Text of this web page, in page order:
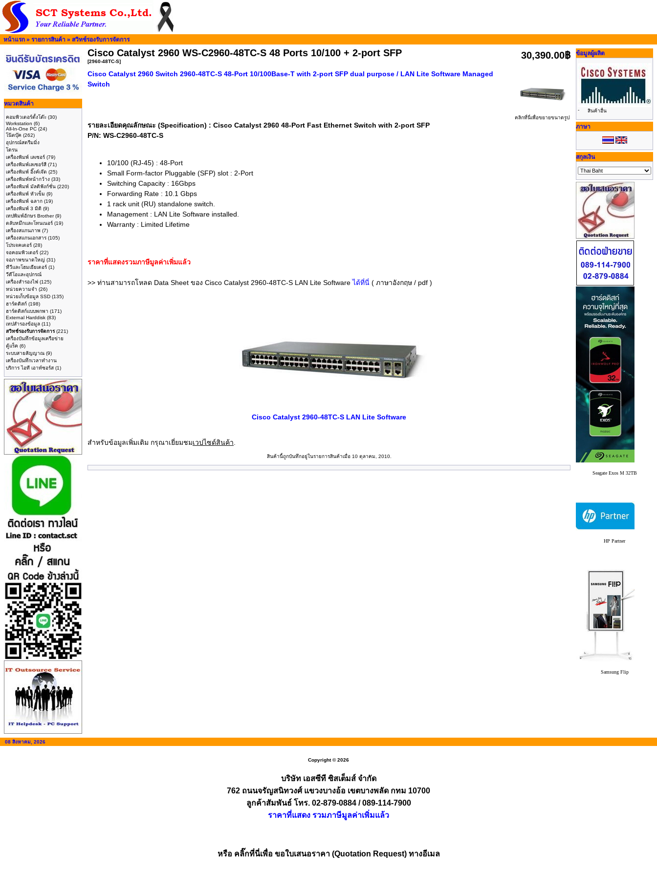
หน้าแรก » รายการสินค้า » สวิทช์รองรับการจัดการ
หมวดสินค้า
คอมพิวเตอร์ตั้งโต๊ะ (30)
Workstation (6)
All-In-One PC (24)
โน๊ตบุ๊ค (262)
อุปกรณ์สตรีมมิ่ง
โดรน
เครื่องพิมพ์ เลเซอร์ (79)
เครื่องพิมพ์เลเซอร์สี (71)
เครื่องพิมพ์ อิ๊งค์เจ๊ต (25)
เครื่องพิมพ์หน้ากว้าง (33)
เครื่องพิมพ์ มัลติฟังก์ชั่น (220)
เครื่องพิมพ์ หัวเข็ม (9)
เครื่องพิมพ์ ฉลาก (19)
เครื่องพิมพ์ 3 มิติ (9)
เทปพิมพ์อักษร Brother(9)
ตลับหมึกและโทนเนอร์ (19)
เครื่องสแกนภาพ (7)
เครื่องสแกนเอกสาร (105)
โปรเจคเตอร์ (28)
จอคอมพิวเตอร์ (22)
จอภาพขนาดใหญ่ (31)
ทีวีและโฮมเธียเตอร์ (1)
วีดีโอและอุปกรณ์
เครื่องสำรองไฟ (125)
หน่วยความจำ (26)
หน่วยเก็บข้อมูล SSD (135)
ฮาร์ดดิสก์ (198)
ฮาร์ดดิสก์แบบพกพา (171)
External Harddisk (83)
เทปสำรองข้อมูล (11)
สวิทช์รองรับการจัดการ(221)
เครื่องบันทึกข้อมูลเครือข่าย
ตู้แร็ค (6)
ระบบสายสัญญาณ (9)
เครื่องบันทึกเวลาทำงาน
บริการ ไอที เอาท์ซอร์ส (1)
Cisco Catalyst 2960 WS-C2960-48TC-S 48 Ports 10/100 + 2-port SFP
[2960-48TC-S]
30,390.00฿
คลิกที่นี่เพื่อขยายขนาดรูป
Cisco Catalyst 2960 Switch 2960-48TC-S 48-Port 10/100Base-T with 2-port SFP dual purpose / LAN Lite Software Managed
Switch
รายละเอียดคุณลักษณะ (Specification) : Cisco Catalyst 2960 48-Port Fast Ethernet Switch with 2-port SFP
P/N: WS-C2960-48TC-S
10/100 (RJ-45) : 48-Port
Small Form-factor Pluggable (SFP) slot : 2-Port
Switching Capacity : 16Gbps
Forwarding Rate : 10.1 Gbps
1 rack unit (RU) standalone switch.
Management : LAN Lite Software installed.
Warranty : Limited Lifetime
ราคาที่แสดงรวมภาษีมูลค่าเพิ่มแล้ว
>> ท่านสามารถโหลด Data Sheet ของ Cisco Catalyst 2960-48TC-S LAN Lite Softwareได้ที่นี่ ( ภาษาอังกฤษ / pdf )
Cisco Catalyst 2960-48TC-S LAN Lite Software
สำหรับข้อมูลเพิ่มเติม กรุณาเยี่ยมชมเวปไซด์สินค้า
สินค้านี้ถูกบันทึกอยู่ในรายการสินค้าเมื่อ 10 ตุลาคม, 2010.
ข้อมูลผู้ผลิต
- สินค้าอื่น
ภาษา
สกุลเงิน
Seagate Exos M 32TB
HP Partner
Samsung Flip
08 สิงหาคม, 2026
Copyright © 2026
บริษัท เอสซีที ซิสเต็มส์ จำกัด
762 ถนนจรัญสนิทวงศ์ แขวงบางอ้อ เขตบางพลัด กทม 10700
ลูกค้าสัมพันธ์ โทร. 02-879-0884 / 089-114-7900
ราคาที่แสดง รวมภาษีมูลค่าเพิ่มแล้ว
หรือ คลิ๊กที่นี่เพื่อ ขอใบเสนอราคา (Quotation Request) ทางอีเมล